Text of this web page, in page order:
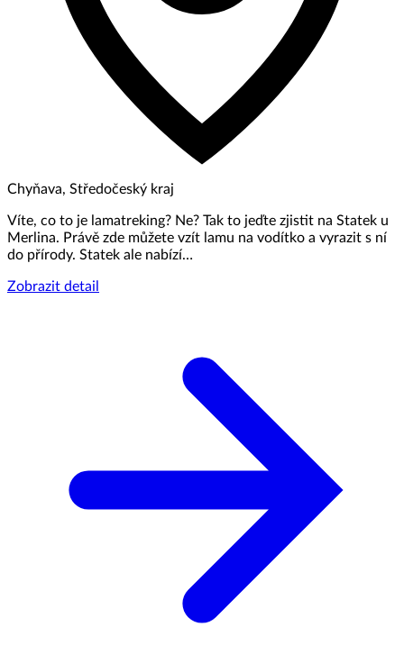
Chyňava, Středočeský kraj
Víte, co to je lamatreking? Ne? Tak to jeďte zjistit na Statek u
Merlina. Právě zde můžete vzít lamu na vodítko a vyrazit s ní
do přírody. Statek ale nabízí…
Zobrazit detail